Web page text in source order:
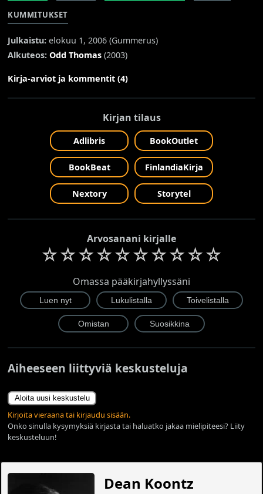
KUMMITUKSET
Julkaistu: elokuu 1, 2006 (Gummerus)
Alkuteos: Odd Thomas (2003)
Kirja-arviot ja kommentit (4)
Kirjan tilaus
Adlibris BookOutlet
BookBeat FinlandiaKirja
Nextory Storytel
Arvosanani kirjalle
☆☆☆☆☆☆☆☆☆☆
Omassa pääkirjahyllyssäni
Aiheeseen liittyviä keskusteluja
Aloita uusi keskustelu
Kirjoita vieraana tai kirjaudu sisään.
Onko sinulla kysymyksiä kirjasta tai haluatko jakaa mielipiteesi? Liity
keskusteluun!
Dean Koontz